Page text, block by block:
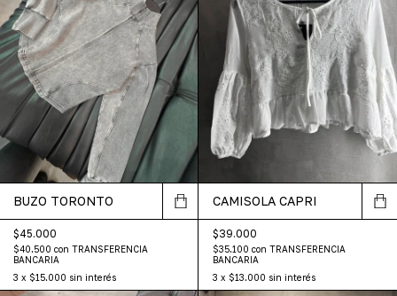
BUZO TORONTO
$45.000
$40.500 con TRANSFERENCIA
BANCARIA
3 x $15.000 sin interés
CAMISOLA CAPRI
$39.000
$35.100 con TRANSFERENCIA
BANCARIA
3 x $13.000 sin interés